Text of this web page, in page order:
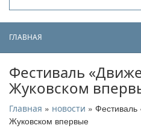
ГЛАВНАЯ
Фестиваль
Жуковском
Главная » новости »
Жуковском впервые